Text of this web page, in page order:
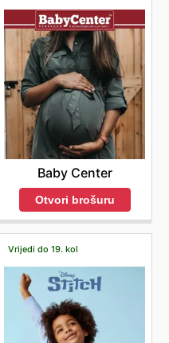
Baby Center
Otvori brošuru
Vrijedi do 19. kol